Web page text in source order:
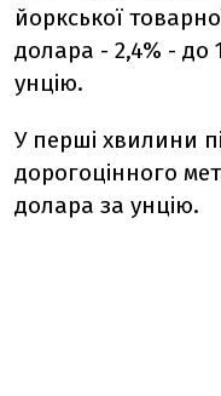
йоркської
долара - 2,4% - до
унцію.
У перші хвилини
дорогоцінного
долара за унцію.